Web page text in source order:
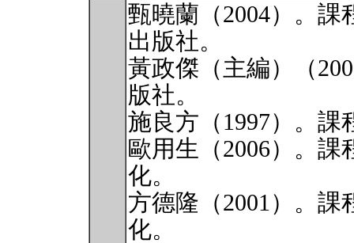
甄曉蘭（2004）。
出版社。
黃政傑（主編）（
版社。
施良方（1997）。
歐用生（2006）。
化。
方德隆（2001）。
化。